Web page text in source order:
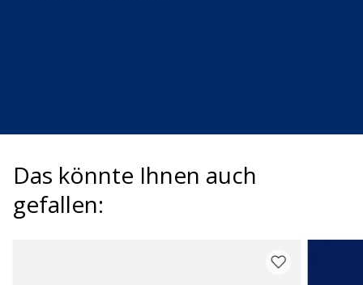
Das könnte Ihnen auch
gefallen: